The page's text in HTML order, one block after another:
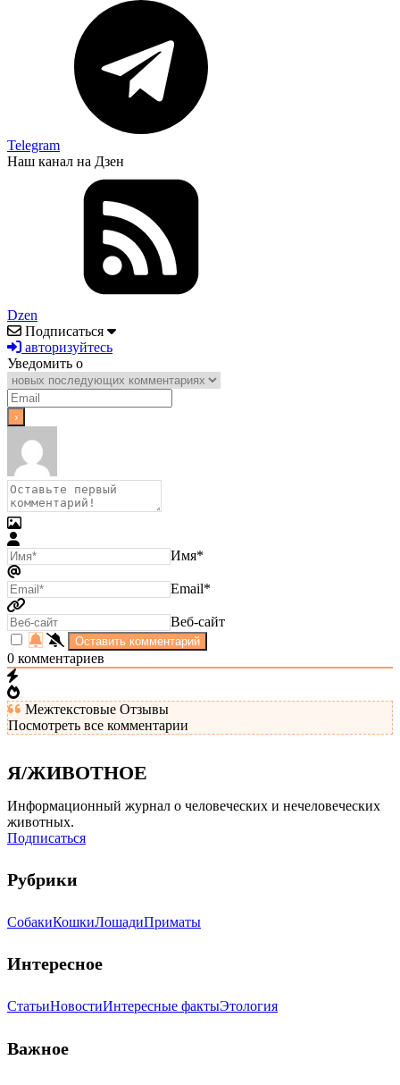
Telegram
Наш канал на Дзен
Dzen
Подписаться
авторизуйтесь
Уведомить о
Имя*
Email*
Веб-сайт
0 комментариев
Межтекстовые Отзывы
Посмотреть все комментарии
Я/ЖИВОТНОЕ
Информационный журнал о человеческих и нечеловеческих
животных.
Подписаться
Рубрики
СобакиКошкиЛошадиПриматы
Интересное
СтатьиНовостиИнтересные фактыЭтология
Важное